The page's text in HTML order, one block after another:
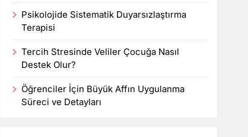
Psikolojide Sistematik Duyarsızlaştırma
Terapisi
Tercih Stresinde Veliler Çocuğa Nasıl
Destek Olur?
Öğrenciler İçin Büyük Affın Uygulanma
Süreci ve Detayları